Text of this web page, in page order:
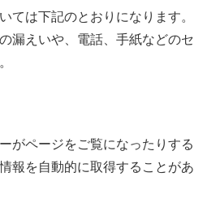
ては下記のとおりになります。
漏えいや、電話、手紙などのセ
がページをご覧になったりする
報を自動的に取得することがあ